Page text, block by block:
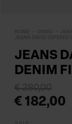
JEANS
DENIM
€ 182,00
€ 280,00